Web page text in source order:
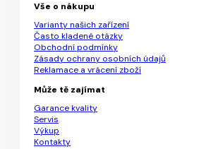
Vše o nákupu
Varianty našich zařízení
Často kladené otázky
Obchodní podmínky
Zásady ochrany osobních údajů
Reklamace a vrácení zboží
Může tě zajímat
Garance kvality
Servis
Výkup
Kontakty